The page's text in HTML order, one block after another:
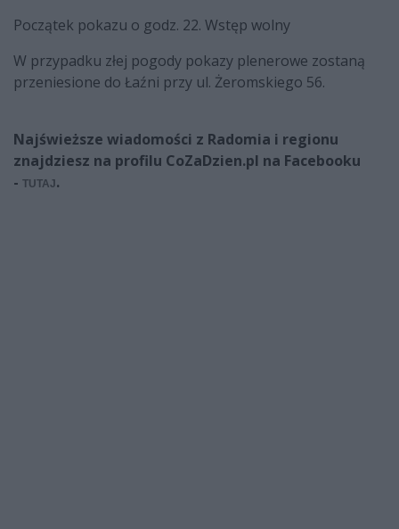
Początek pokazu o godz. 22. Wstęp wolny
W przypadku złej pogody pokazy plenerowe zostaną
przeniesione do Łaźni przy ul. Żeromskiego 56.
Najświeższe wiadomości z Radomia i regionu
znajdziesz na profilu CoZaDzien.pl na Facebooku
- TUTAJ.